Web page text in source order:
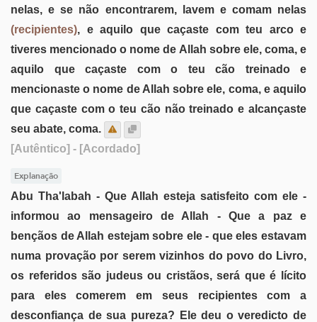
nelas, e se não encontrarem, lavem e comam nelas
(recipientes), e aquilo que caçaste com teu arco e
tiveres mencionado o nome de Allah sobre ele, coma, e
aquilo que caçaste com o teu cão treinado e
mencionaste o nome de Allah sobre ele, coma, e aquilo
que caçaste com o teu cão não treinado e alcançaste
seu abate, coma.
[Autêntico] - [Acordado]
Explanação
Abu Tha'labah - Que Allah esteja satisfeito com ele -
informou ao mensageiro de Allah - Que a paz e
bençãos de Allah estejam sobre ele - que eles estavam
numa provação por serem vizinhos do povo do Livro,
os referidos são judeus ou cristãos, será que é lícito
para eles comerem em seus recipientes com a
desconfiança de sua pureza? Ele deu o veredicto de